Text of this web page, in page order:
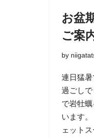
お盆
ご案
by
連日猛
過ごし
で岩牡
います
ェット